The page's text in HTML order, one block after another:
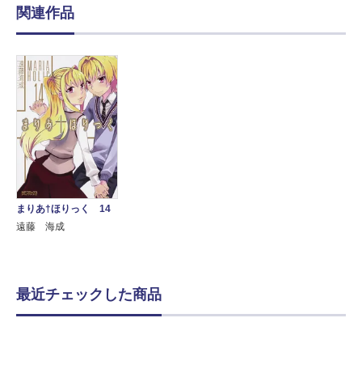
関連作品
まりあ†ほりっく 14
遠藤 海成
最近チェックした商品